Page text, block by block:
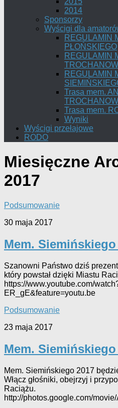
2014
Sponsorzy
Wyścigi dla
REGULAMIN
PŁOŃSKIEGO
REGULAMIN
REGULAMIN
Trasa mem.
Trasa mem.
Wyniki
Wyścigi przełajowe
RODO
Miesięczne
2017
Podsumowanie
30 maja 2017
Mem. Siemińskiego
Szanowni Państwo dziś
który powstał dzięki Miastu
https://www.youtube.com/
ER_gE&feature=youtu.be
Podsumowanie
23 maja 2017
Mem. Siemińskiego
Mem. Siemińskiego 2017
Włącz głośniki, obejrzyj i
Raciążu.
http://photos.google.com/